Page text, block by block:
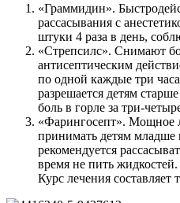
«Граммидин».
рассасывания с
штуки 4 раза в день,
«Стрепсилс». Снимают
антисептическим
по одной каждые три
разрешается детям
боль в горле за три-
«Фарингосепт». Мощное
принимать детям младше
рекомендуется
время не пить
Курс лечения составляет